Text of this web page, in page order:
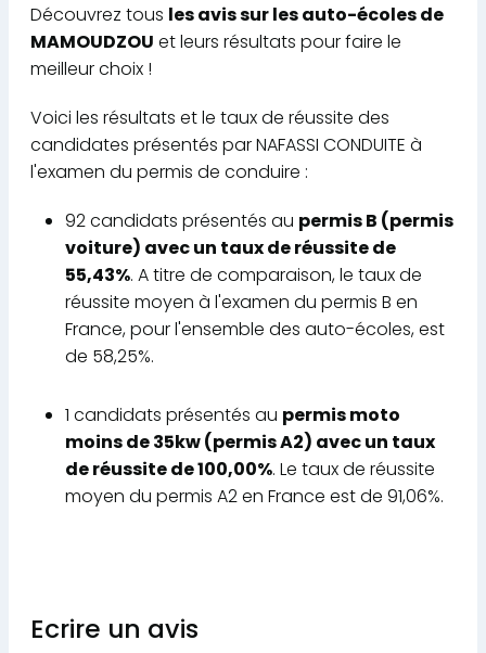
Découvrez tous les avis sur les auto-écoles de
MAMOUDZOU et leurs résultats pour faire le
meilleur choix !
Voici les résultats et le taux de réussite des
candidates présentés par NAFASSI CONDUITE à
l'examen du permis de conduire :
92 candidats présentés au permis B (permis
voiture) avec un taux de réussite de
55,43%. A titre de comparaison, le taux de
réussite moyen à l'examen du permis B en
France, pour l'ensemble des auto-écoles, est
de 58,25%.
1 candidats présentés au permis moto
moins de 35kw (permis A2) avec un taux
de réussite de 100,00%. Le taux de réussite
moyen du permis A2 en France est de 91,06%.
Ecrire un avis